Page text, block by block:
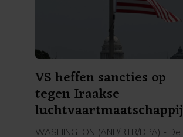
VS heffen sancties op
tegen Iraakse
luchtvaartmaatschappij
WASHINGTON (ANP/RTR/DPA) - De